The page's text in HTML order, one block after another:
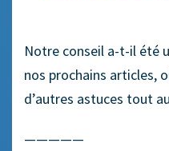
Notre conseil a-t-il été
nos prochains articles,
d’autres astuces tout
—————